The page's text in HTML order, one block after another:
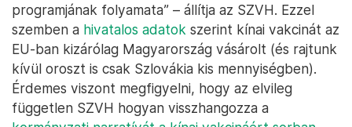
programjának folyamata” – állítja az SZVH. Ezzel
szemben a hivatalos adatok szerint kínai vakcinát az
EU-ban kizárólag Magyarország vásárolt (és rajtunk
kívül oroszt is csak Szlovákia kis mennyiségben).
Érdemes viszont megfigyelni, hogy az elvileg
független SZVH hogyan visszhangozza a